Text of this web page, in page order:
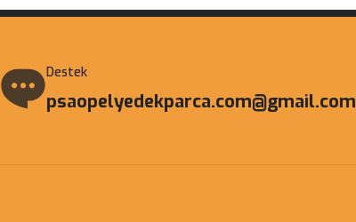
Destek
psaopelyedekparca.com@gmail.com